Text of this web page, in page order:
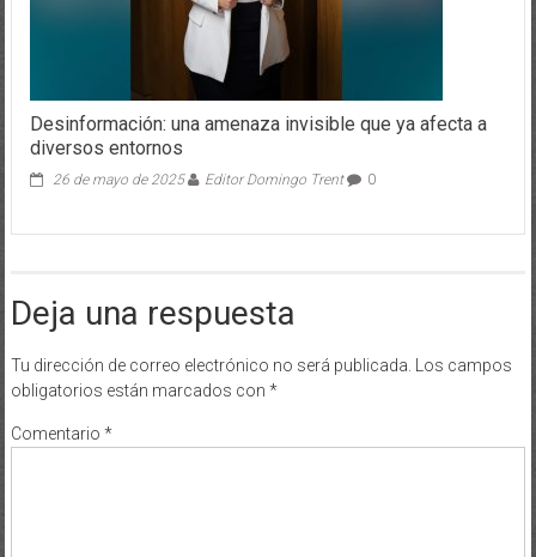
Desinformación: una amenaza invisible que ya afecta a
diversos entornos
26 de mayo de 2025 Editor Domingo Trent 0
Deja una respuesta
Tu dirección de correo electrónico no será publicada.
Los campos
obligatorios están marcados con *
Comentario *